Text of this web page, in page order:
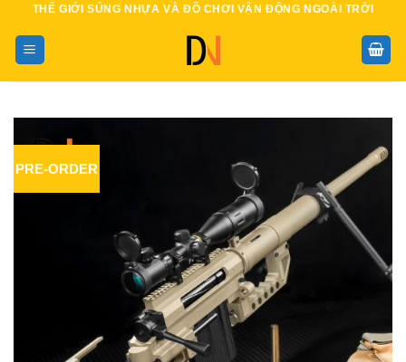
qua
dung
THẾ GIỚI SÚNG NHỰA VÀ ĐỒ CHƠI VẬN ĐỘNG NGOÀI TRỜI
PRE-ORDER